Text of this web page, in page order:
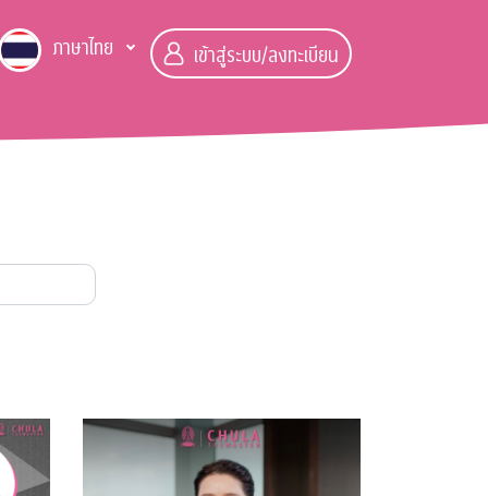
ภาษาไทย เข้าสู่ระบบ/ลงทะเบียน